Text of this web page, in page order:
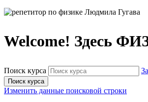
Welcome! Здесь
Поиск курса
Поиск курса
Изменить данные поисковой строки